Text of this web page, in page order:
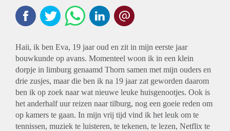
Haii, ik ben Eva, 19 jaar oud en zit in mijn eerste jaar
bouwkunde op avans. Momenteel woon ik in een klein
dorpje in limburg genaamd Thorn samen met mijn ouders en
drie zusjes, maar die ben ik na 19 jaar zat geworden daarom
ben ik op zoek naar wat nieuwe leuke huisgenootjes. Ook is
het anderhalf uur reizen naar tilburg, nog een goeie reden om
op kamers te gaan. In mijn vrij tijd vind ik het leuk om te
tennissen, muziek te luisteren, te tekenen, te lezen, Netflix te